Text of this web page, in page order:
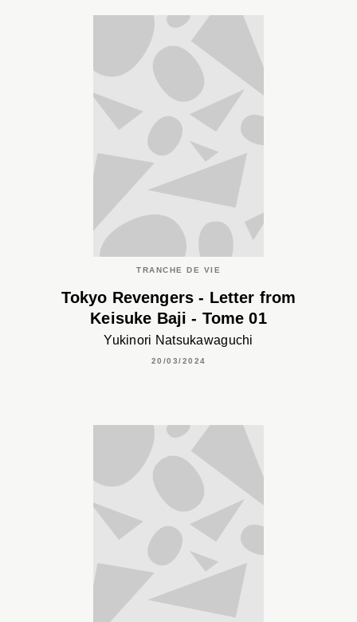
TRANCHE DE VIE
Tokyo Revengers - Letter from
Keisuke Baji - Tome 01
Yukinori Natsukawaguchi
20/03/2024